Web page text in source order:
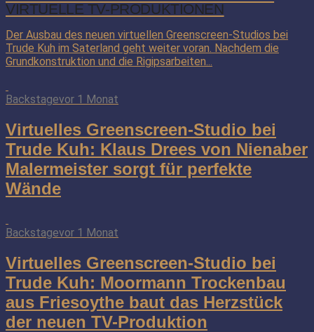
VIRTUELLE TV-PRODUKTIONEN
Der Ausbau des neuen virtuellen Greenscreen-Studios bei
Trude Kuh im Saterland geht weiter voran. Nachdem die
Grundkonstruktion und die Rigipsarbeiten...
Backstagevor 1 Monat
Virtuelles Greenscreen-Studio bei
Trude Kuh: Klaus Drees von Nienaber
Malermeister sorgt für perfekte
Wände
Backstagevor 1 Monat
Virtuelles Greenscreen-Studio bei
Trude Kuh: Moormann Trockenbau
aus Friesoythe baut das Herzstück
der neuen TV-Produktion